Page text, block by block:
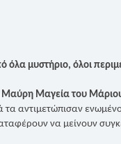
μυστήριο, όλοι
Μαγεία του
αντιμετώπισαν
να μείνουν